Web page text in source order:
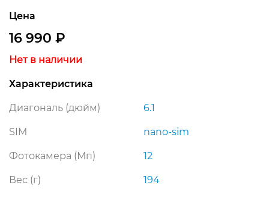
Цена
16 990 ₽
Нет в наличии
Характеристика
Диагональ (дюйм) 6.1
SIM nano-sim
Фотокамера (Мп) 12
Вес (г) 194